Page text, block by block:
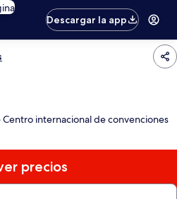
Descargar la app
internacional de convenciones
precios